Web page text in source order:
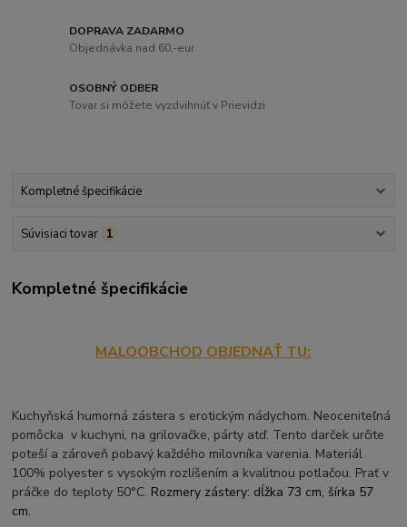
DOPRAVA ZADARMO
Objednávka nad 60,-eur.
OSOBNÝ ODBER
Tovar si môžete vyzdvihnúť v Prievidzi
Kompletné špecifikácie
Súvisiaci tovar 1
Kompletné špecifikácie
MALOOBCHOD OBJEDNAŤ TU:
Kuchyňská humorná zástera s erotickým nádychom. Neoceniteľná
pomôcka v kuchyni, na grilovačke, párty atď. Tento darček určite
poteší a zároveň pobavý každého milovníka varenia. Materiál
100% polyester s vysokým rozlíšením a kvalitnou potlačou. Prať v
práčke do teploty 50°C. Rozmery zástery: dĺžka 73 cm, šírka 57
cm.